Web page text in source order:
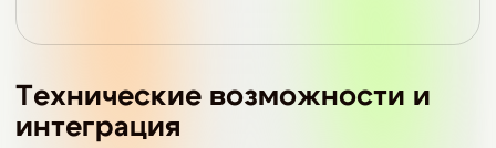
Технические возможности и
интеграция